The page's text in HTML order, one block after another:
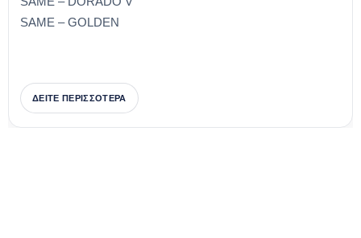
SAME – GOLDEN
ΔΕΙΤΕ ΠΕΡΙΣΣΟΤΕΡΑ